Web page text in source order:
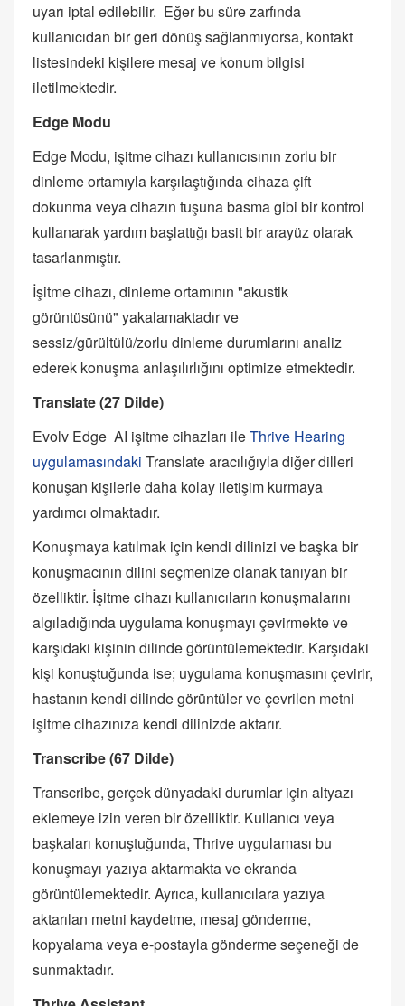
uyarı iptal edilebilir. Eğer bu süre zarfında
kullanıcıdan bir geri dönüş sağlanmıyorsa, kontakt
listesindeki kişilere mesaj ve konum bilgisi
iletilmektedir.
Edge Modu
Edge Modu, işitme cihazı kullanıcısının zorlu bir
dinleme ortamıyla karşılaştığında cihaza çift
dokunma veya cihazın tuşuna basma gibi bir kontrol
kullanarak yardım başlattığı basit bir arayüz olarak
tasarlanmıştır.
İşitme cihazı, dinleme ortamının "akustik
görüntüsünü" yakalamaktadır ve
sessiz/gürültülü/zorlu dinleme durumlarını analiz
ederek konuşma anlaşılırlığını optimize etmektedir.
Translate (27 Dilde)
Evolv Edge AI işitme cihazları ileThrive Hearing
uygulamasındaki Translate aracılığıyla diğer dilleri
konuşan kişilerle daha kolay iletişim kurmaya
yardımcı olmaktadır.
Konuşmaya katılmak için kendi dilinizi ve başka bir
konuşmacının dilini seçmenize olanak tanıyan bir
özelliktir. İşitme cihazı kullanıcıların konuşmalarını
algıladığında uygulama konuşmayı çevirmekte ve
karşıdaki kişinin dilinde görüntülemektedir. Karşıdaki
kişi konuştuğunda ise; uygulama konuşmasını çevirir,
hastanın kendi dilinde görüntüler ve çevrilen metni
işitme cihazınıza kendi dilinizde aktarır.
Transcribe (67 Dilde)
Transcribe, gerçek dünyadaki durumlar için altyazı
eklemeye izin veren bir özelliktir. Kullanıcı veya
başkaları konuştuğunda, Thrive uygulaması bu
konuşmayı yazıya aktarmakta ve ekranda
görüntülemektedir. Ayrıca, kullanıcılara yazıya
aktarılan metni kaydetme, mesaj gönderme,
kopyalama veya e-postayla gönderme seçeneği de
sunmaktadır.